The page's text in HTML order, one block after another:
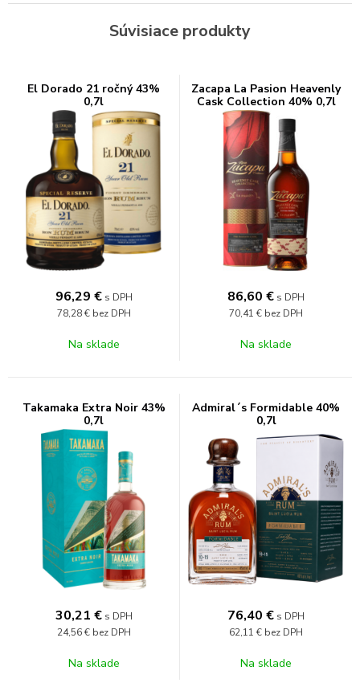
Súvisiace produkty
El Dorado 21 ročný 43%
0,7l
96,29 € s DPH
78,28 € bez DPH
Na sklade
Zacapa La Pasion Heavenly
Cask Collection 40% 0,7l
86,60 € s DPH
70,41 € bez DPH
Na sklade
Takamaka Extra Noir 43%
0,7l
30,21 € s DPH
24,56 € bez DPH
Na sklade
Admiral´s Formidable 40%
0,7l
76,40 € s DPH
62,11 € bez DPH
Na sklade